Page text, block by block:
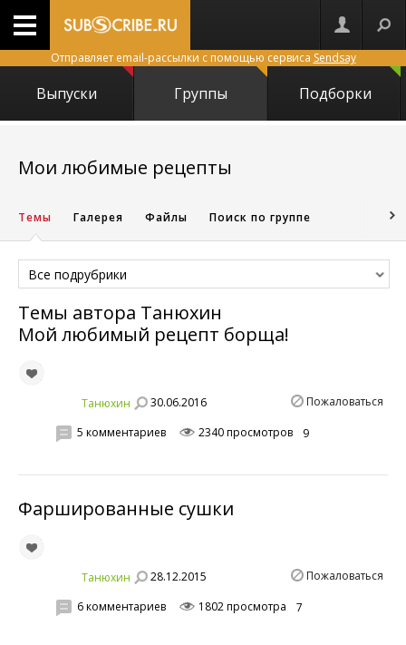
Отправляет email-рассылки с помощью сервиса Sendsay
Выпуски Группы Подборки
Мои любимые рецепты
Темы Галерея Файлы Поиск по группе
Все подрубрики
Темы автора Танюхин
Мой любимый рецепт борща!
Танюхин 30.06.2016 Пожаловаться
5 комментариев 2340 просмотров 9
Фаршированные сушки
Танюхин 28.12.2015 Пожаловаться
6 комментариев 1802 просмотра 7